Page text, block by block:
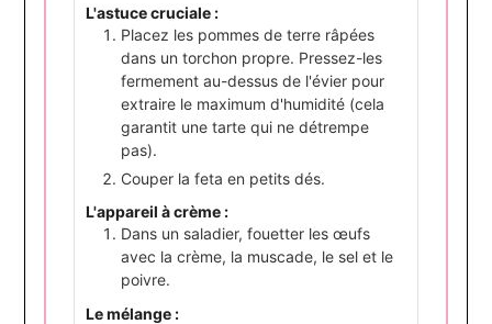
L'astuce cruciale :
Placez les pommes de terre râpées
dans un torchon propre. Pressez-les
fermement au-dessus de l'évier pour
extraire le maximum d'humidité (cela
garantit une tarte qui ne détrempe
pas).
Couper la feta en petits dés.
L'appareil à crème :
Dans un saladier, fouetter les œufs
avec la crème, la muscade, le sel et le
poivre.
Le mélange :